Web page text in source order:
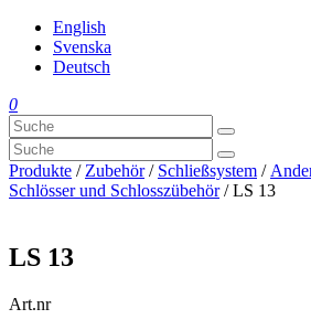
English
Svenska
Deutsch
0
Produkte / Zubehör/ Schließsystem /
Schlösser und Schlosszübehör/ LS 13
LS 13
Art.nr